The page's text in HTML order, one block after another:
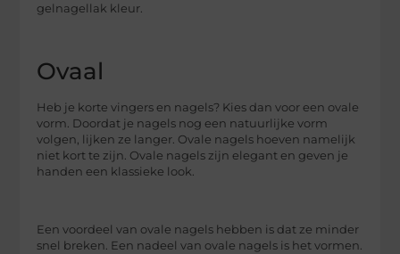
gelnagellak kleur.
Ovaal
Heb je korte vingers en nagels? Kies dan voor een ovale
vorm. Doordat je nagels nog een natuurlijke vorm
volgen, lijken ze langer. Ovale nagels hoeven namelijk
niet kort te zijn. Ovale nagels zijn elegant en geven je
handen een klassieke look.
Een voordeel van ovale nagels hebben is dat ze minder
snel breken. Een nadeel van ovale nagels is het vormen.